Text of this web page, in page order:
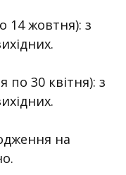
14 жовтня): з
30 квітня): з
на